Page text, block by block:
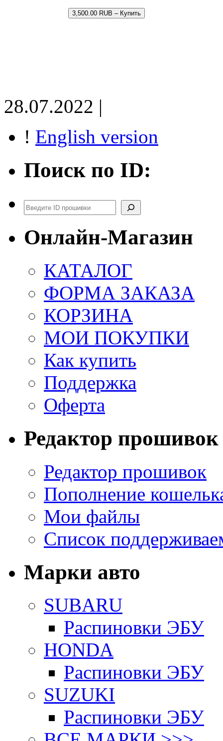
3,500.00 RUB – Купить
28.07.2022 |
! English version
Поиск по ID:
Поиск
Онлайн-Магазин
КАТАЛОГ
ФОРМА ЗАКАЗА
КОРЗИНА
МОИ ПОКУПКИ
Как купить
Поддержка
Оферта
Редактор прошивок
Редактор прошивок
Пополнение
Мои файлы
Список
Марки авто
SUBARU
Распиновки ЭБУ
HONDA
Распиновки ЭБУ
SUZUKI
Распиновки ЭБУ